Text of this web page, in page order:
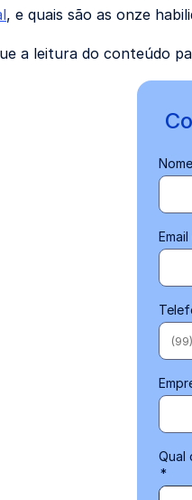
, e quais são as onze
a leitura do conteúdo
Nome
Qual
*